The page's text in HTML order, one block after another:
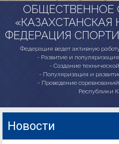
ОБЩЕСТВЕННОЕ
ФЕДЕРАЦИЯ
Федерация ведет активную
- Развитие и
- Создание
- Популяризация и
- Проведение соревнований
Республики
Новости